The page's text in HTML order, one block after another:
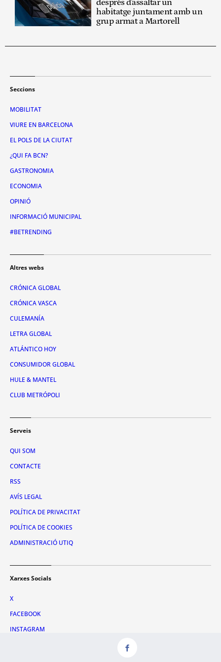
després d'assaltar un
habitatge juntament amb un
grup armat a Martorell
Seccions
MOBILITAT
VIURE EN BARCELONA
EL POLS DE LA CIUTAT
¿QUI FA BCN?
GASTRONOMIA
ECONOMIA
OPINIÓ
INFORMACIÓ MUNICIPAL
#BETRENDING
Altres webs
CRÓNICA GLOBAL
CRÓNICA VASCA
CULEMANÍA
LETRA GLOBAL
ATLÁNTICO HOY
CONSUMIDOR GLOBAL
HULE & MANTEL
CLUB METRÓPOLI
Serveis
QUI SOM
CONTACTE
RSS
AVÍS LEGAL
POLÍTICA DE PRIVACITAT
POLÍTICA DE COOKIES
ADMINISTRACIÓ UTIQ
Xarxes Socials
X
FACEBOOK
INSTAGRAM